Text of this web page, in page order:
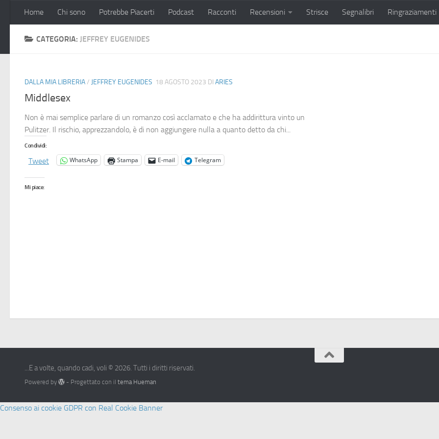
Salta al contenuto
Home Chi sono Potrebbe Piacerti Podcast Racconti Recensioni Strisce Segnalibri Ringraziamenti
CATEGORIA: JEFFREY EUGENIDES
DALLA MIA LIBRERIA/ JEFFREY EUGENIDES 18 AGOSTO 2023 DI ARIES
Middlesex
Non è mai semplice parlare di un romanzo così acclamato e che ha addirittura vinto un
Pulitzer. Il rischio, apprezzandolo, è di non aggiungere nulla a quanto detto da chi...
Condividi:
Tweet WhatsApp Stampa E-mail Telegram
Mi piace:
...E a volte, quando cadi, voli © 2026. Tutti i diritti riservati.
Powered by - Progettato con iltema Hueman
Consenso ai cookie GDPR con Real Cookie Banner